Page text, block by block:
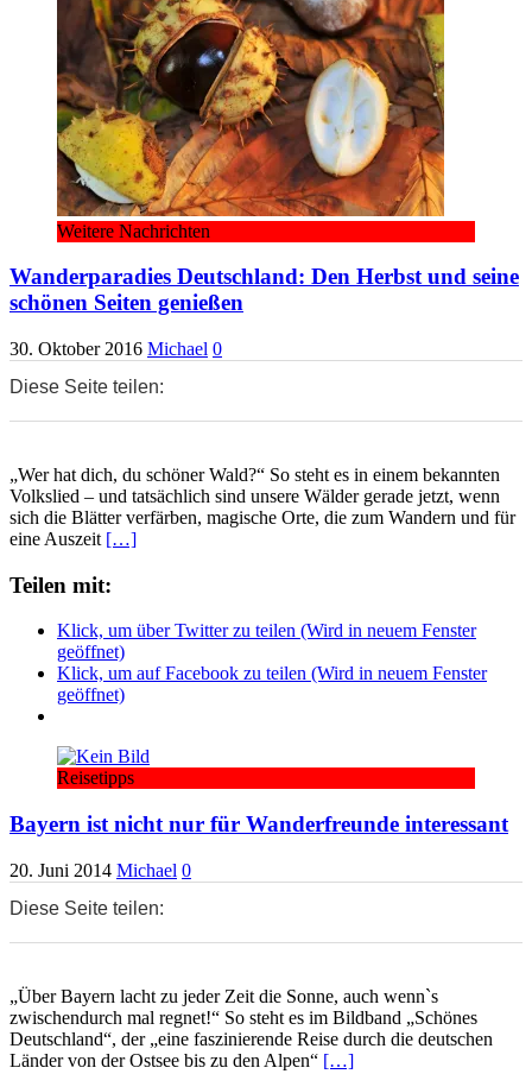
Weitere Nachrichten
Wanderparadies Deutschland: Den Herbst und seine
schönen Seiten genießen
30. Oktober 2016 Michael 0
Diese Seite teilen:
„Wer hat dich, du schöner Wald?“ So steht es in einem bekannten
Volkslied – und tatsächlich sind unsere Wälder gerade jetzt, wenn
sich die Blätter verfärben, magische Orte, die zum Wandern und für
eine Auszeit […]
Teilen mit:
Klick, um über Twitter zu teilen (Wird in neuem Fenster
geöffnet)
Klick, um auf Facebook zu teilen (Wird in neuem Fenster
geöffnet)
Reisetipps
Bayern ist nicht nur für Wanderfreunde interessant
20. Juni 2014 Michael 0
Diese Seite teilen:
„Über Bayern lacht zu jeder Zeit die Sonne, auch wenn`s
zwischendurch mal regnet!“ So steht es im Bildband „Schönes
Deutschland“, der „eine faszinierende Reise durch die deutschen
Länder von der Ostsee bis zu den Alpen“ […]